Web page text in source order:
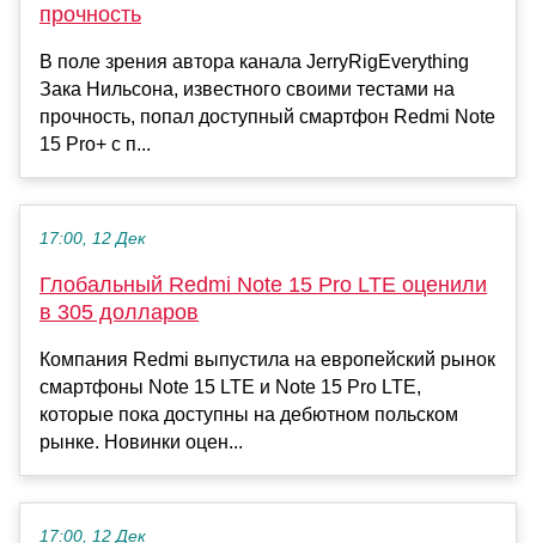
прочность
В поле зрения автора канала JerryRigEverything
Зака Нильсона, известного своими тестами на
прочность, попал доступный смартфон Redmi Note
15 Pro+ с п...
17:00, 12 Дек
Глобальный Redmi Note 15 Pro LTE оценили
в 305 долларов
Компания Redmi выпустила на европейский рынок
смартфоны Note 15 LTE и Note 15 Pro LTE,
которые пока доступны на дебютном польском
рынке. Новинки оцен...
17:00, 12 Дек